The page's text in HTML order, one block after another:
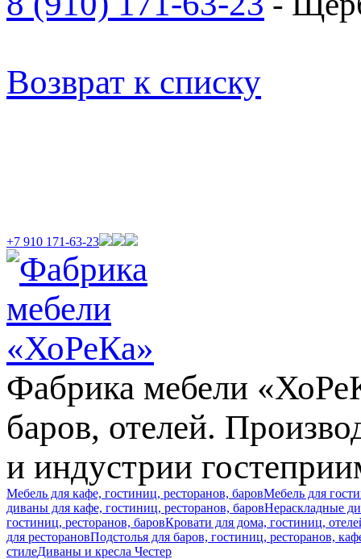
Возврат к списку
+7 910 171-63-23
Фабрика мебели
баров, отелей.
и индустрии
Мебель для кафе, гостиниц, ресторанов, баровМебель для
диваны для кафе, гостиниц, ресторанов, баровНераскладные
гостиниц, ресторанов, баровКровати для дома, гостиниц,
для ресторановПодстолья для баров, гостиниц, ресторанов,
стилеДиваны и кресла Честер